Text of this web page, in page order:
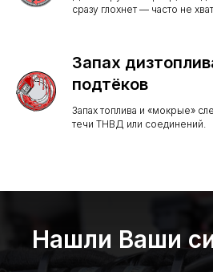
сразу глохнет — часто не
Запах
подтёков
Запах топлива и «мокрые»
течи ТНВД или соединений.
Нашли Ваши